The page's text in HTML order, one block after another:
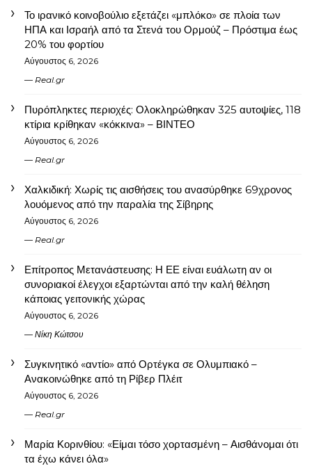
Το ιρανικό κοινοβούλιο εξετάζει «μπλόκο» σε πλοία των
ΗΠΑ και Ισραήλ από τα Στενά του Ορμούζ – Πρόστιμα έως
20% του φορτίου
Αύγουστος 6, 2026
Real.gr
Πυρόπληκτες περιοχές: Ολοκληρώθηκαν 325 αυτοψίες, 118
κτίρια κρίθηκαν «κόκκινα» – ΒΙΝΤΕΟ
Αύγουστος 6, 2026
Real.gr
Χαλκιδική: Χωρίς τις αισθήσεις του ανασύρθηκε 69χρονος
λουόμενος από την παραλία της Σίβηρης
Αύγουστος 6, 2026
Real.gr
Επίτροπος Μετανάστευσης: Η ΕΕ είναι ευάλωτη αν οι
συνοριακοί έλεγχοι εξαρτώνται από την καλή θέληση
κάποιας γειτονικής χώρας
Αύγουστος 6, 2026
Νίκη Κώτσου
Συγκινητικό «αντίο» από Ορτέγκα σε Ολυμπιακό –
Ανακοινώθηκε από τη Ρίβερ Πλέιτ
Αύγουστος 6, 2026
Real.gr
Μαρία Κορινθίου: «Είμαι τόσο χορτασμένη – Αισθάνομαι ότι
τα έχω κάνει όλα»